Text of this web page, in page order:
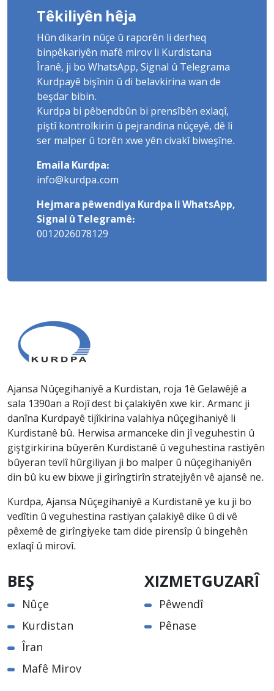
Têkiliyên hêja
Hûn dikarin nûçe û raporên li derheq
binpêkariyên mafê mirov li Kurdistana
Îranê, ji bo WhatsApp, Signal û Telegrama
Kurdpayê bişînin û di belavkirina wan de
beşdar bibin.
Kurdpa bi pêbendbûn bi prensîbên exlaqî,
piştî kontrolkirin û pejrandina nûçeyê, dê li
ser malper û torên xwe yên civakî biweşîne.
Emaila Kurdpa:
info@kurdpa.com
Hejmara pêwendiya Kurdpa li WhatsApp,
Signal û Telegramê:
0012026078129
Ajansa Nûçegihaniyê a Kurdistan, roja 1ê Gelawêjê a
sala 1390an a Rojî dest bi çalakiyên xwe kir. Armanc ji
danîna Kurdpayê tijîkirina valahiya nûçegihaniyê li
Kurdistanê bû. Herwisa armanceke din jî veguhestin û
giştgirkirina bûyerên Kurdistanê û veguhestina rastiyên
bûyeran tevlî hûrgiliyan ji bo malper û nûçegihaniyên
din bû ku ew bixwe ji girîngtirîn stratejiyên vê ajansê ne.
Kurdpa, Ajansa Nûçegihaniyê a Kurdistanê ye ku ji bo
vedîtin û veguhestina rastiyan çalakiyê dike û di vê
pêxemê de girîngiyeke tam dide pirensîp û bingehên
exlaqî û mirovî.
BEŞ
Nûçe
Kurdistan
Îran
Mafê Mirov
XIZMETGUZARÎ
Pêwendî
Pênase